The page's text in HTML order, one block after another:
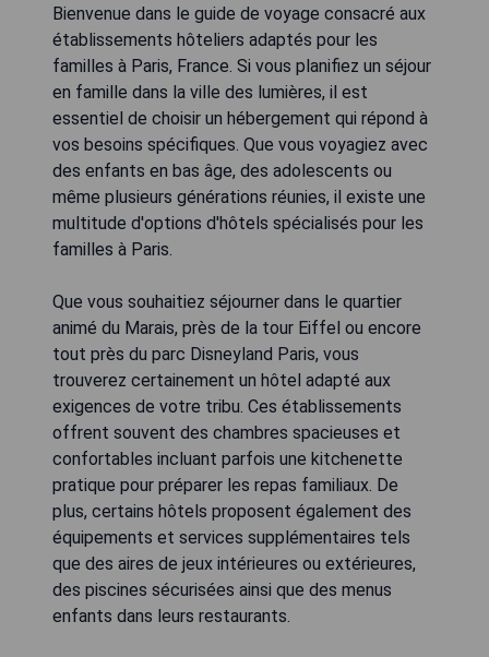
Bienvenue dans le guide de voyage consacré aux
établissements hôteliers adaptés pour les
familles à Paris, France. Si vous planifiez un séjour
en famille dans la ville des lumières, il est
essentiel de choisir un hébergement qui répond à
vos besoins spécifiques. Que vous voyagiez avec
des enfants en bas âge, des adolescents ou
même plusieurs générations réunies, il existe une
multitude d'options d'hôtels spécialisés pour les
familles à Paris.
Que vous souhaitiez séjourner dans le quartier
animé du Marais, près de la tour Eiffel ou encore
tout près du parc Disneyland Paris, vous
trouverez certainement un hôtel adapté aux
exigences de votre tribu. Ces établissements
offrent souvent des chambres spacieuses et
confortables incluant parfois une kitchenette
pratique pour préparer les repas familiaux. De
plus, certains hôtels proposent également des
équipements et services supplémentaires tels
que des aires de jeux intérieures ou extérieures,
des piscines sécurisées ainsi que des menus
enfants dans leurs restaurants.